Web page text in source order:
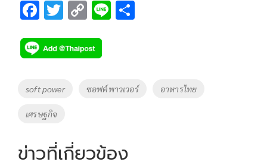
F
e
b
o
o
k
T
tt
er
C
p
y
Li
Li
Tags
soft power ซอฟต์พาวเวอร์ อาหารไทย
เศรษฐกิจ
ข่าวที่เกี่ยวข้อง